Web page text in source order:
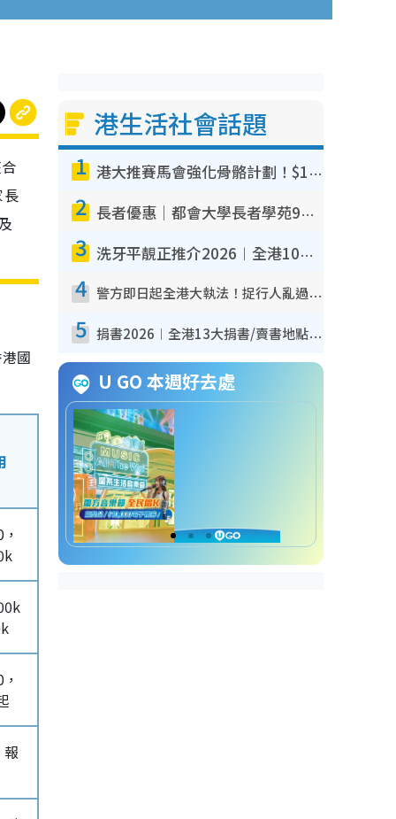
長
國
港生活社會話題
1 港大推賽馬會強化骨骼計劃！$100骨質密度X光檢查 完成免費運動訓練送超市禮券！附參加資格
2 長者優惠｜都會大學長者學苑9月免費課程！多媒體/微電影創作/網絡安全 附報名方法教學
3 洗牙平靚正推介2026︱全港10大牙科診所/醫院懶人包 夜診至8點/鎮靜潔牙/醫療券適用
4 警方即日起全港大執法！捉行人亂過馬路+司機不專注駕駛！亂過馬路罰$2000
5 捐書2026︱全港13大捐書/賣書地點懶人包 二手課本最高$150＋舊書換免費咖啡/戲票
U GO 本週好去處